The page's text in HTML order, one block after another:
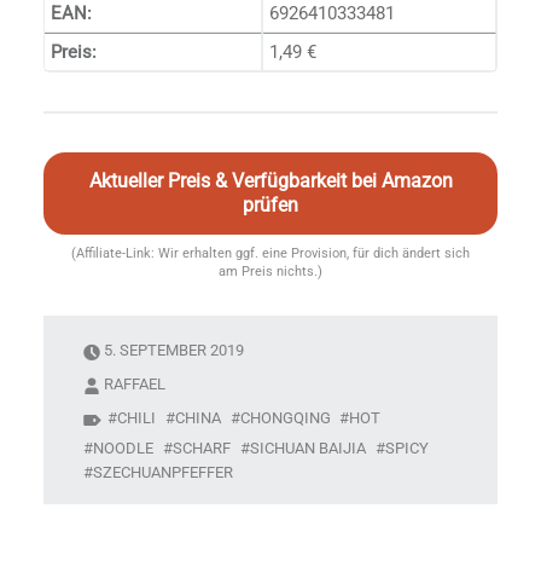
EAN:
6926410333481
Preis:
1,49 €
Aktueller Preis & Verfügbarkeit bei Amazon
prüfen
(Affiliate-Link: Wir erhalten ggf. eine Provision, für dich ändert sich
am Preis nichts.)
5. SEPTEMBER 2019
RAFFAEL
CHILI
CHINA CHONGQING
HOT
NOODLE
SCHARF SICHUAN BAIJIA
SPICY
SZECHUANPFEFFER